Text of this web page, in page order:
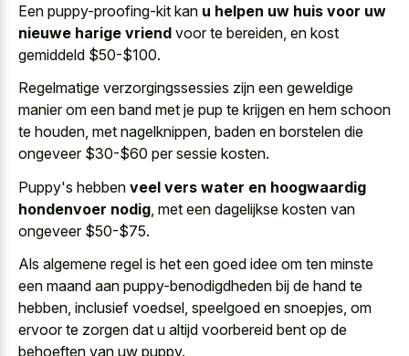
Een puppy-proofing-kit kan u helpen uw huis voor uw
nieuwe harige vriend voor te bereiden, en kost
gemiddeld $50-$100.
Regelmatige verzorgingssessies zijn een geweldige
manier om een band met je pup te krijgen en hem schoon
te houden, met nagelknippen, baden en borstelen die
ongeveer $30-$60 per sessie kosten.
Puppy's hebben veel vers water en hoogwaardig
hondenvoer nodig , met een dagelijkse kosten van
ongeveer $50-$75.
Als algemene regel is het een goed idee om ten minste
een maand aan puppy-benodigdheden bij de hand te
hebben, inclusief voedsel, speelgoed en snoepjes, om
ervoor te zorgen dat u altijd voorbereid bent op de
behoeften van uw puppy.